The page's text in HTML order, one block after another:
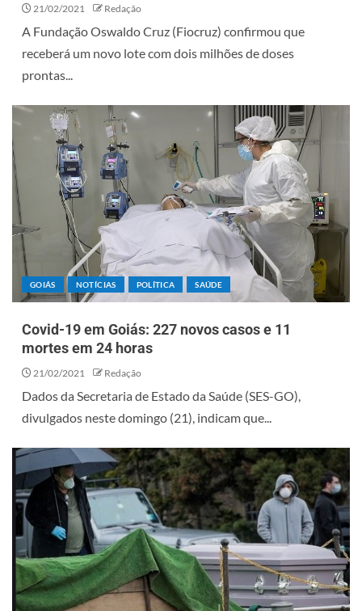
21/02/2021 Redação
A Fundação Oswaldo Cruz (Fiocruz) confirmou que
receberá um novo lote com dois milhões de doses
prontas...
GOIÁS NOTÍCIAS POLÍTICA SAÚDE
Covid-19 em Goiás: 227 novos casos e 11
mortes em 24 horas
21/02/2021 Redação
Dados da Secretaria de Estado da Saúde (SES-GO),
divulgados neste domingo (21), indicam que...